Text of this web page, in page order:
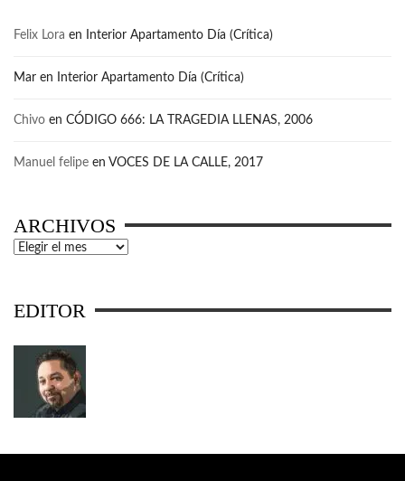
Felix Lora en Interior Apartamento Día (Crítica)
Mar en Interior Apartamento Día (Crítica)
Chivo en CÓDIGO 666: LA TRAGEDIA LLENAS, 2006
Manuel felipe en VOCES DE LA CALLE, 2017
ARCHIVOS
Archivos
EDITOR